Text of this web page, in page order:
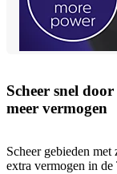
Scheer snel
meer vermogen
Scheer gebieden
extra vermogen in de